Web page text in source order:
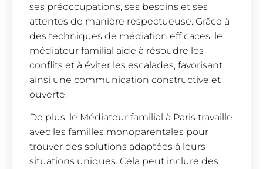
ses préoccupations, ses besoins et ses
attentes de manière respectueuse. Grâce à
des techniques de médiation efficaces, le
médiateur familial aide à résoudre les
conflits et à éviter les escalades, favorisant
ainsi une communication constructive et
ouverte.
De plus, le Médiateur familial à Paris travaille
avec les familles monoparentales pour
trouver des solutions adaptées à leurs
situations uniques. Cela peut inclure des